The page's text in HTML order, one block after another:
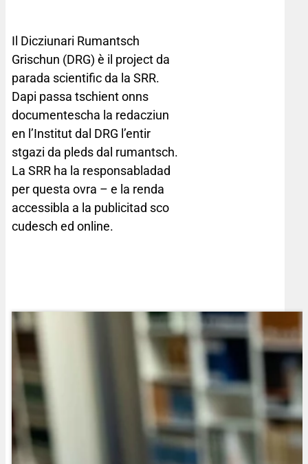
Il Dicziunari Rumantsch
Grischun (DRG) è il project da
parada scientific da la SRR.
Dapi passa tschient onns
documentescha la redacziun
en l’Institut dal DRG l’entir
stgazi da pleds dal rumantsch.
La SRR ha la responsabladad
per questa ovra – e la renda
accessibla a la publicitad sco
cudesch ed online.